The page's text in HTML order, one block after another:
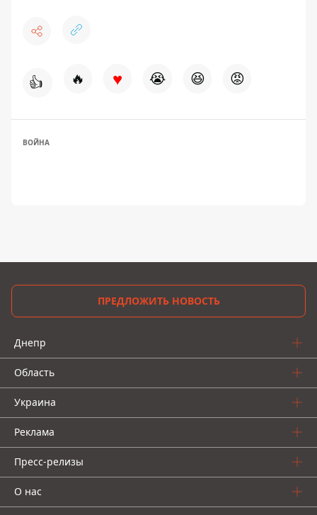
👍 🔥 ♥ 😭 😆 😡
ВОЙНА
ПРЕДЛОЖИТЬ НОВОСТЬ
Днепр
Область
Украина
Реклама
Пресс-релизы
О нас